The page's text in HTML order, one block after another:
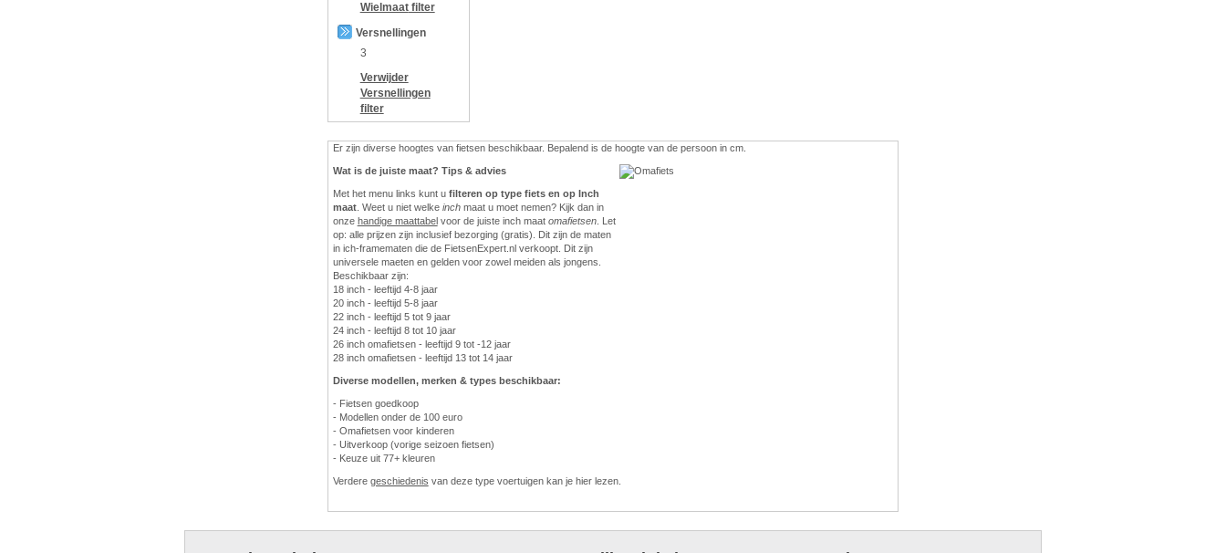
Wielmaatfilter
Versnellingen
3
Verwijder
Versnellingen
filter
Er zijn diverse hoogtes van fietsen beschikbaar. Bepalend is de hoogte van de persoon in cm.
Wat is de juiste maat? Tips & advies
Met het menu links kunt u filteren op type fiets en op Inch
maat. Weet u niet welke inchmaat u moet nemen? Kijk dan in
onze handige maattabelvoor de juiste inch maat omafietsen. Let
op: alle prijzen zijn inclusief bezorging (gratis). Dit zijn de maten
in ich-framematen die de FietsenExpert.nl verkoopt. Dit zijn
universele maeten en gelden voor zowel meiden als jongens.
Beschikbaar zijn:
18 inch - leeftijd 4-8 jaar
20 inch - leeftijd 5-8 jaar
22 inch - leeftijd 5 tot 9 jaar
24 inch - leeftijd 8 tot 10 jaar
26 inch omafietsen - leeftijd 9 tot -12 jaar
28 inch omafietsen - leeftijd 13 tot 14 jaar
Diverse modellen, merken & types beschikbaar:
- Fietsen goedkoop
- Modellen onder de 100 euro
- Omafietsen voor kinderen
- Uitverkoop (vorige seizoen fietsen)
- Keuze uit 77+ kleuren
Verdere geschiedenis van deze type voertuigen kan je hier lezen.